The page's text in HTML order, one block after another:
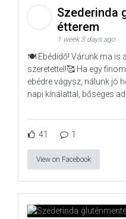
Szederinda
étterem
1 week 3 days ago
🍽️ Ebédidő! Várunk ma is
szeretettel!🥰 Ha egy
ebédre vágysz, nálunk jó
napi kínálattal, bőséges
41 1
View on Facebook